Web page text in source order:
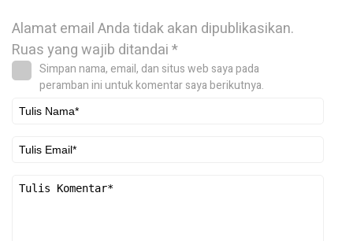
Alamat email Anda tidak akan dipublikasikan.
Ruas yang wajib ditandai*
Simpan nama, email, dan situs web saya pada
peramban ini untuk komentar saya berikutnya.